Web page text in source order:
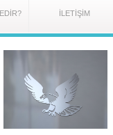
İLETİŞİM